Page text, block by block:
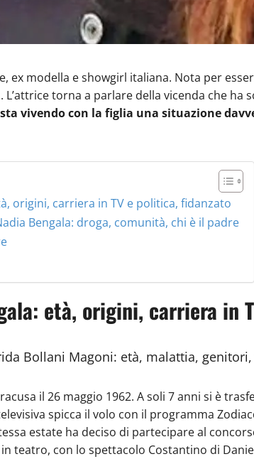
ex modella e showgirl italiana. Nota per
L’attrice torna a parlare della vicenda che
vivendo con la figlia una situazione
origini, carriera in TV e politica, fidanzato
Bengala: droga, comunità, chi è il padre
età, origini, carriera in
Bollani Magoni: età, malattia,
il 26 maggio 1962. A soli 7 anni si è
spicca il volo con il programma
estate ha deciso di partecipare al
teatro, con lo spettacolo Costantino di